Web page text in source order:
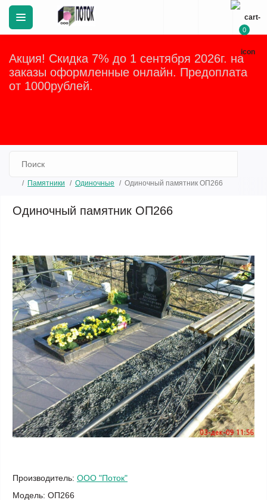
Акция! Скидка 7% до 1 сентября 2026г. на
заказы оформленные онлайн. Предоплата
от 1000рублей.
0
Памятники Одиночные Одиночный памятник ОП266
Одиночный памятник ОП266
Производитель: ООО "Поток"
Модель: ОП266